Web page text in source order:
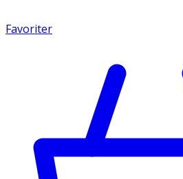
Favoriter